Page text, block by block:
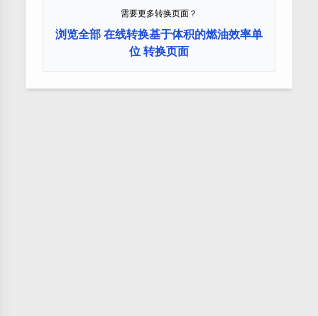
需要更多转换页面？
浏览全部 在线转换基于体积的燃油效率单
位 转换页面